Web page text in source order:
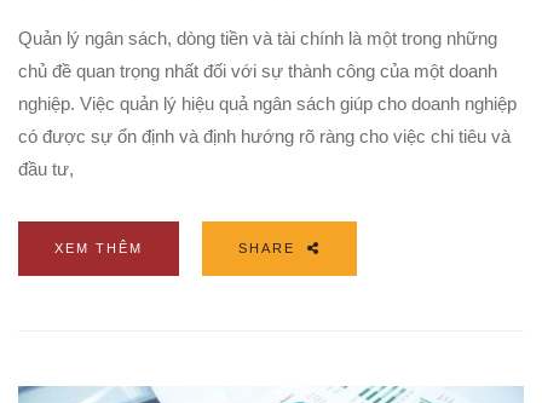
Quản lý ngân sách, dòng tiền và tài chính là một trong những
chủ đề quan trọng nhất đối với sự thành công của một doanh
nghiệp. Việc quản lý hiệu quả ngân sách giúp cho doanh nghiệp
có được sự ổn định và định hướng rõ ràng cho việc chi tiêu và
đầu tư,
XEM THÊM SHARE